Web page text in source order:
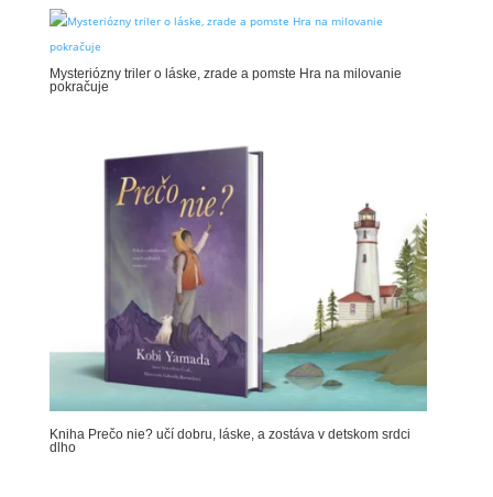
Mysteriózny triler o láske, zrade a pomste Hra na milovanie
pokračuje
Kniha Prečo nie? učí dobru, láske, a zostáva v detskom srdci
dlho